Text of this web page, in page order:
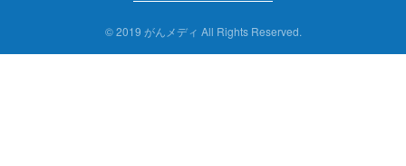
©2019 がんメディ All Rights Reserved.